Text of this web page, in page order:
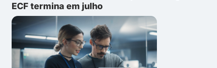
ECF termina em julho